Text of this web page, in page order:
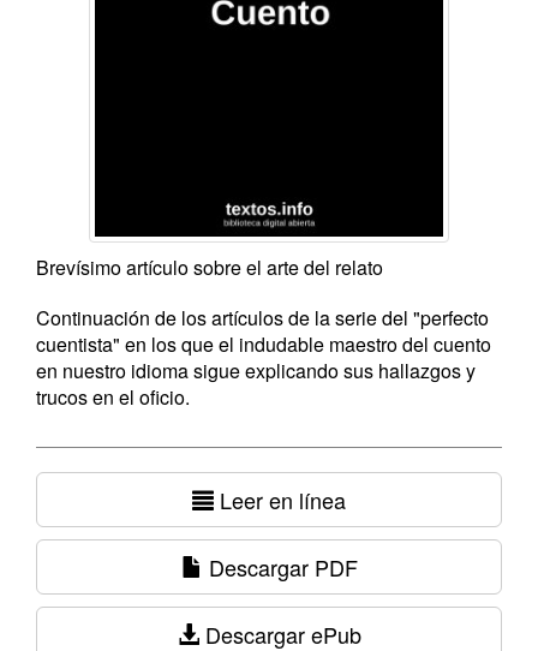
Brevísimo artículo sobre el arte del relato
Continuación de los artículos de la serie del "perfecto
cuentista" en los que el indudable maestro del cuento
en nuestro idioma sigue explicando sus hallazgos y
trucos en el oficio.
Leer en línea
Descargar PDF
Descargar ePub